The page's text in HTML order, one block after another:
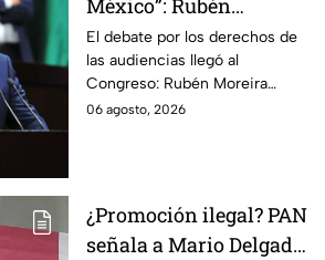
México”: Rubén
Moreira pide frenar
discusión de
lineamientos de
audiencias hasta
El debate por los derechos de
las audiencias llegó al
Congreso: Rubén Moreira
reclama una consulta con
06 agosto, 2026
¿Promoción ilegal? PAN
señala a Mario Delgado